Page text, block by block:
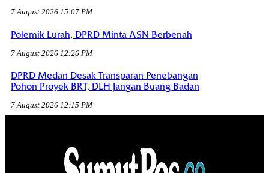
7 August 2026 15:07 PM
Polemik Lurah, DPRD Minta ASN Berbenah
7 August 2026 12:26 PM
DPRD Medan Desak Transparan Penebangan
Pohon Proyek BRT, DLH Jangan Buang Badan
7 August 2026 12:15 PM